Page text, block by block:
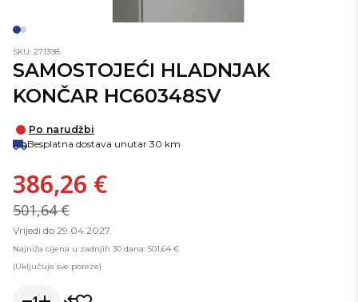
SKU: 271398
SAMOSTOJEĆI HLADNJAK
KONČAR HC60348SV
Po narudžbi
Besplatna dostava unutar 30 km
386,26 €
501,64 €
Vrijedi do 29.04.2027.
Najniža cijena u zadnjih 30 dana: 501,64 €
(Uključuje sve poreze)